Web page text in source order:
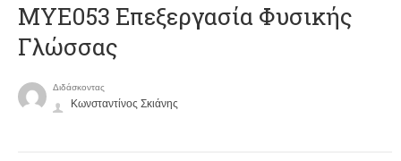
ΜΥΕ053 Επεξεργασία Φυσικής
Γλώσσας
Διδάσκοντας
Κωνσταντίνος Σκιάνης